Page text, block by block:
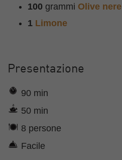
100 grammi Olive nere
1 Limone
Presentazione
90 min
50 min
8 persone
Facile